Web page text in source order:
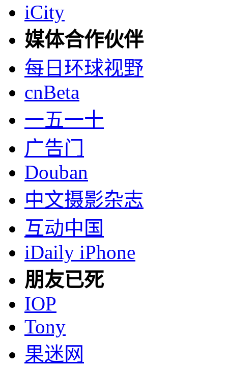
iCity
媒体合作伙伴
每日环球视野
cnBeta
一五一十
广告门
Douban
中文摄影杂志
互动中国
iDaily iPhone
朋友已死
IOP
Tony
果迷网